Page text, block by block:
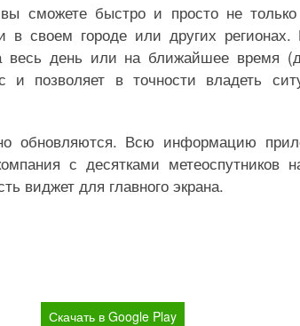
сможете быстро и просто не только
в своем городе или других
весь день или на ближайшее время
и позволяет в точности владеть
обновляются. Всю информацию
с десятками метеоспутников
виджет для главного экрана.
Скачать в Google Play